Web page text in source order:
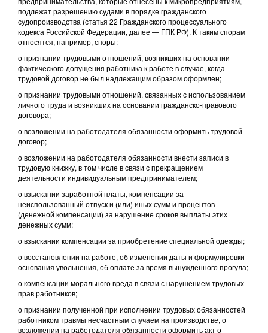
подлежат разрешению судами в порядке гражданского
судопроизводства (статья 22 Гражданского процессуального
кодекса Российской Федерации, далее — ГПК РФ). К таким спорам
относятся, например, споры:
о признании трудовыми отношений, возникших на основании
фактического допущения работника к работе в случае, когда
трудовой договор не был надлежащим образом оформлен;
о признании трудовыми отношений, связанных с использованием
личного труда и возникших на основании гражданско-правового
договора;
о возложении на работодателя обязанности оформить трудовой
договор;
о возложении на работодателя обязанности внести записи в
трудовую книжку, в том числе в связи с прекращением
деятельности индивидуальным предпринимателем;
о взыскании заработной платы, компенсации за
неиспользованный отпуск и (или) иных сумм и процентов
(денежной компенсации) за нарушение сроков выплаты этих
денежных сумм;
о взыскании компенсации за приобретение специальной одежды;
о восстановлении на работе, об изменении даты и формулировки
основания увольнения, об оплате за время вынужденного прогула;
о компенсации морального вреда в связи с нарушением трудовых
прав работников;
о признании полученной при исполнении трудовых обязанностей
работником травмы несчастным случаем на производстве, о
возложении на работодателя обязанности оформить акт о